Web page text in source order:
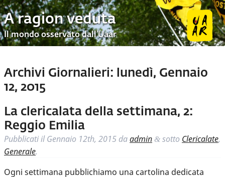
A ragion veduta
Il mondo osservato dall’Uaar
Archivi Giornalieri: lunedì, Gennaio
12, 2015
La clericalata della settimana, 2:
Reggio Emilia
Pubblicati ilGennaio 12th, 2015 daadmin & sotto Clericalate,
Generale.
Ogni settimana pubblichiamo una cartolina dedicata